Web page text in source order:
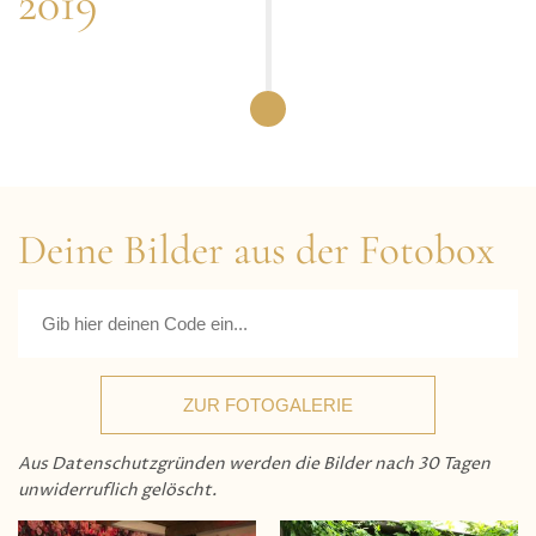
Deine Bilder aus der Fotobox
ZUR FOTOGALERIE
Aus Datenschutzgründen werden die Bilder nach 30 Tagen
unwiderruflich gelöscht.